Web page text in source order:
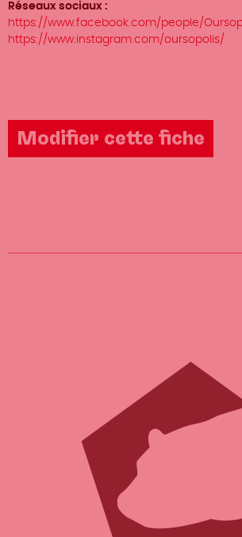
Réseaux sociaux
https://www.facebook.com/people/
https://www.instagram.com/oursopolis/
Modifier cette fiche